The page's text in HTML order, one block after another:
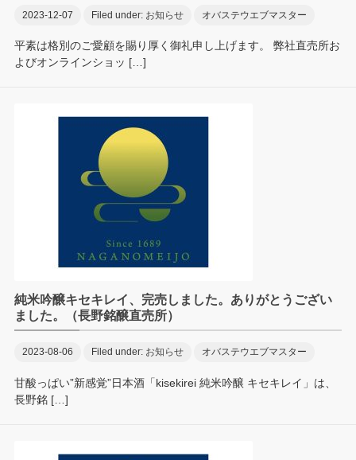
2023-12-07 Filed under: お知らせ オバステウエブマスター
平素は格別のご愛顧を賜り厚く御礼申し上げます。 弊社直売所お
よびオンラインショッ […]
純米吟醸キセキレイ、完売しました。ありがとうござい
ました。（長野銘醸直売所）
2023-08-06 Filed under: お知らせ オバステウエブマスター
甘酸っぱい”新感覚”日本酒「kisekirei 純米吟醸 キセキレイ」は、
長野銘 […]